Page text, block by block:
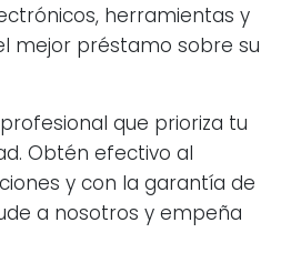
herramientas y
mejor préstamo sobre su
que prioriza tu
Obtén efectivo al
y con la garantía de
a nosotros y empeña